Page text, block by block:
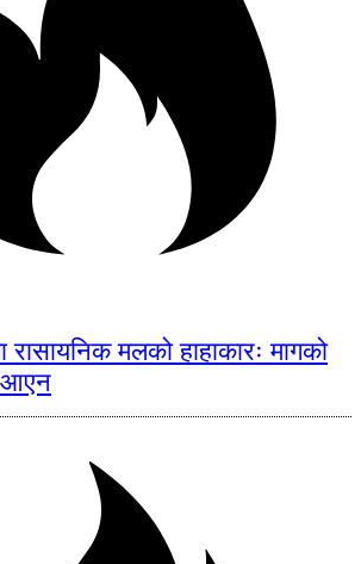
रासायनिक मलको हाहाकारः मागको
आएन